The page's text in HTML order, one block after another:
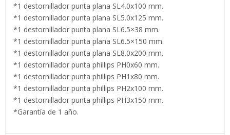
*1 destornillador punta plana SL4.0x100 mm.
*1 destornillador punta plana SL5.0x125 mm.
*1 destornillador punta plana SL6.5×38 mm.
*1 destornillador punta plana SL6.5×150 mm.
*1 destornillador punta plana SL8.0x200 mm.
*1 destornillador punta phillips PH0x60 mm.
*1 destornillador punta phillips PH1x80 mm.
*1 destornillador punta phillips PH2x100 mm.
*1 destornillador punta phillips PH3x150 mm.
*Garantía de 1 año.